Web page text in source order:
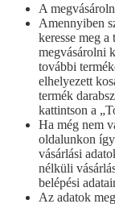
A
Amennyiben
keresse meg a
megvásárolni
további
elhelyezett
termék
kattintson a
Ha még nem
oldalunkon
vásárlási
nélküli
belépési
Az adatok